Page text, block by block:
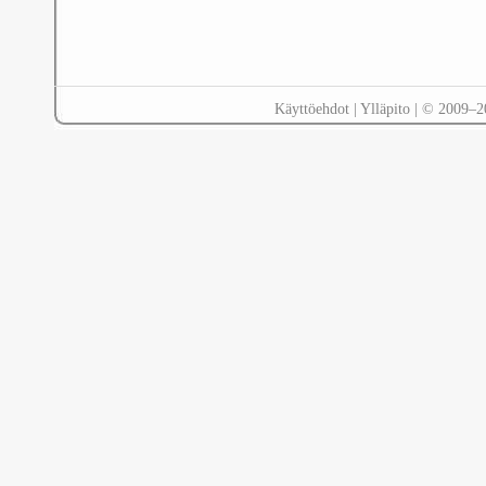
Käyttöehdot| Ylläpito| ©